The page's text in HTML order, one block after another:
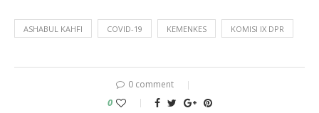
ASHABUL KAHFI COVID-19 KEMENKES KOMISI IX DPR
0 comment
0